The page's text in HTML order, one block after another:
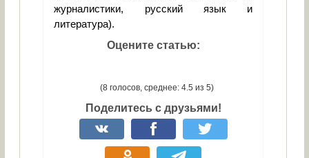
журналистики, русский язык и
литература).
Оцените статью:
(8 голосов, среднее: 4.5 из 5)
Поделитесь с друзьями!